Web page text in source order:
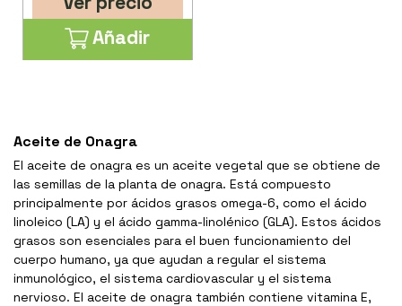
Añadir
Aceite de Onagra
El aceite de onagra es un aceite vegetal que se obtiene de
las semillas de la planta de onagra. Está compuesto
principalmente por ácidos grasos omega-6, como el ácido
linoleico (LA) y el ácido gamma-linolénico (GLA). Estos ácidos
grasos son esenciales para el buen funcionamiento del
cuerpo humano, ya que ayudan a regular el sistema
inmunológico, el sistema cardiovascular y el sistema
nervioso. El aceite de onagra también contiene vitamina E,